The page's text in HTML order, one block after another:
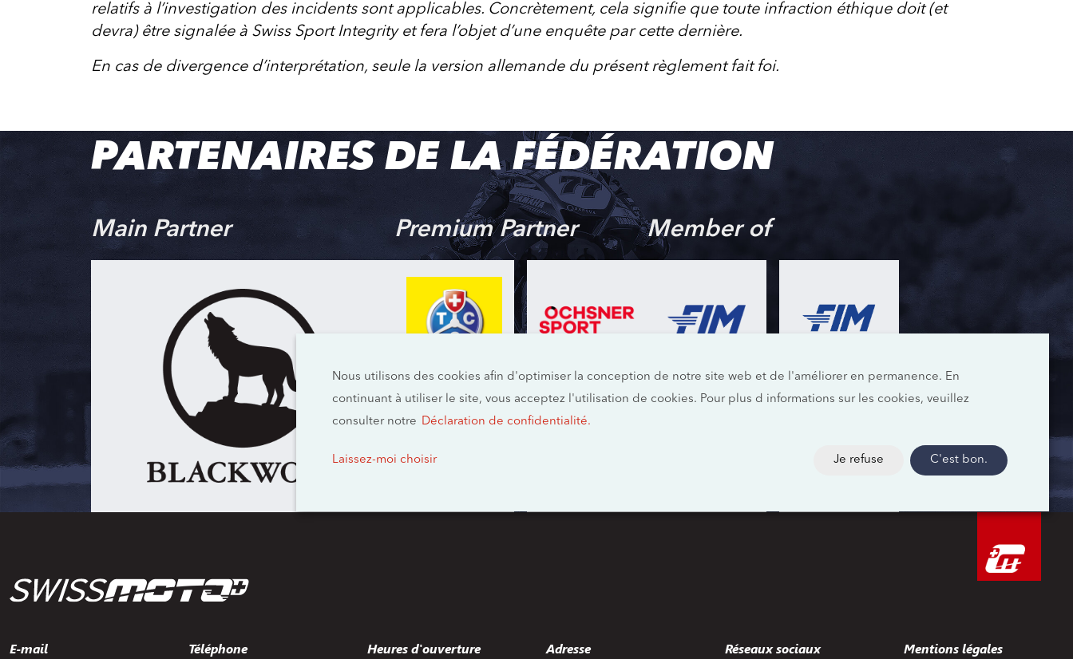
relatifs à l’investigation des incidents sont applicables. Concrètement, cela signifie que toute infraction éthique doit (et
devra) être signalée à Swiss Sport Integrity et fera l’objet d’une enquête par cette dernière.
En cas de divergence d’interprétation, seule la version allemande du présent règlement fait foi.
PARTENAIRES DE LA FÉDÉRATION
Main Partner Premium Partner Member of
E-mail Téléphone Heures d'ouverture Adresse Réseaux sociaux Mentions légales
Nous utilisons des cookies afin d'optimiser la conception de notre site web et de l'améliorer en permanence. En
continuant à utiliser le site, vous acceptez l'utilisation de cookies. Pour plus d informations sur les cookies, veuillez
consulter notre Déclaration de confidentialité.
Laissez-moi choisir Je refuse C'est bon.